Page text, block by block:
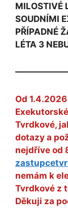
MILOSTIVÉ
SOUDNÍMI
PŘÍPADNÉ
LÉTA 3
Od
Tvrdkové,
dotazy a
nejdříve od
nemám k
Tvrdkové z
Děkuji za